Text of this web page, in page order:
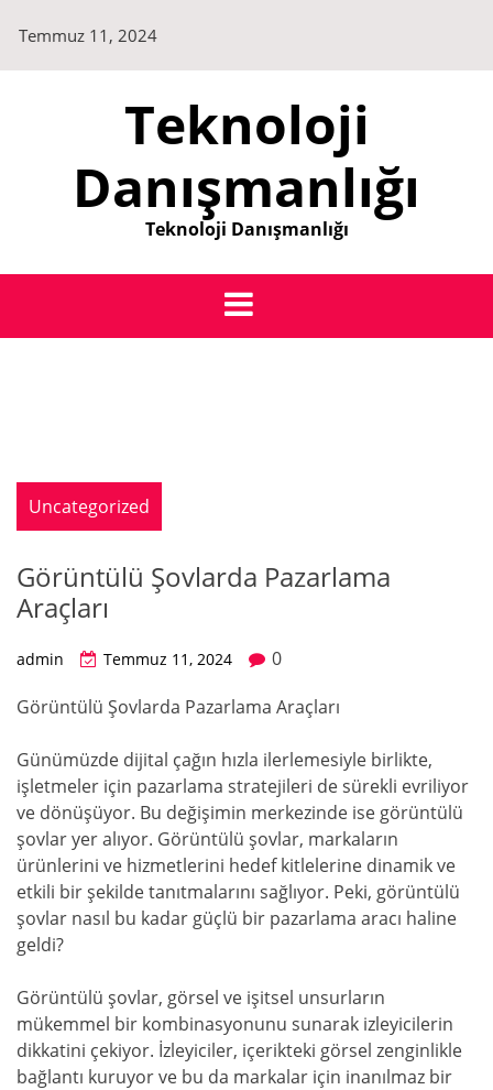
content
Temmuz 11, 2024
Teknoloji
Danışmanlığı
Teknoloji Danışmanlığı
Uncategorized
Görüntülü Şovlarda Pazarlama
Araçları
admin Temmuz 11, 2024
0
Görüntülü Şovlarda Pazarlama Araçları
Günümüzde dijital çağın hızla ilerlemesiyle birlikte,
işletmeler için pazarlama stratejileri de sürekli evriliyor
ve dönüşüyor. Bu değişimin merkezinde ise görüntülü
şovlar yer alıyor. Görüntülü şovlar, markaların
ürünlerini ve hizmetlerini hedef kitlelerine dinamik ve
etkili bir şekilde tanıtmalarını sağlıyor. Peki, görüntülü
şovlar nasıl bu kadar güçlü bir pazarlama aracı haline
geldi?
Görüntülü şovlar, görsel ve işitsel unsurların
mükemmel bir kombinasyonunu sunarak izleyicilerin
dikkatini çekiyor. İzleyiciler, içerikteki görsel zenginlikle
bağlantı kuruyor ve bu da markalar için inanılmaz bir